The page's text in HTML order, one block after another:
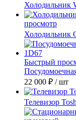
Холодильник
просмотр
Холодильник
Быстрый
22 000 ₽ / шт
Телевизор